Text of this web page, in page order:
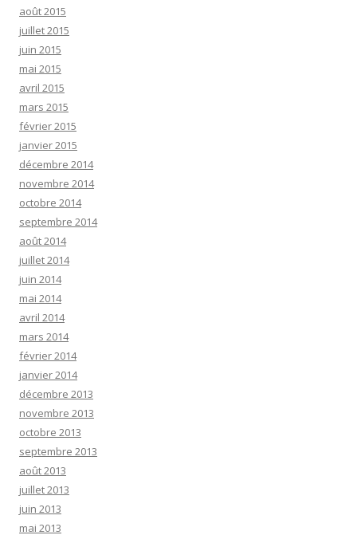
août 2015
juillet 2015
juin 2015
mai 2015
avril 2015
mars 2015
février 2015
janvier 2015
décembre 2014
novembre 2014
octobre 2014
septembre 2014
août 2014
juillet 2014
juin 2014
mai 2014
avril 2014
mars 2014
février 2014
janvier 2014
décembre 2013
novembre 2013
octobre 2013
septembre 2013
août 2013
juillet 2013
juin 2013
mai 2013